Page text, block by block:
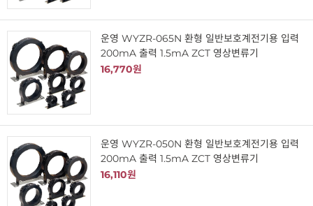
운영 WYZR-065N 환형 일반보호계전기용 입력
200mA 출력 1.5mA ZCT 영상변류기
16,770원
운영 WYZR-050N 환형 일반보호계전기용 입력
200mA 출력 1.5mA ZCT 영상변류기
16,110원